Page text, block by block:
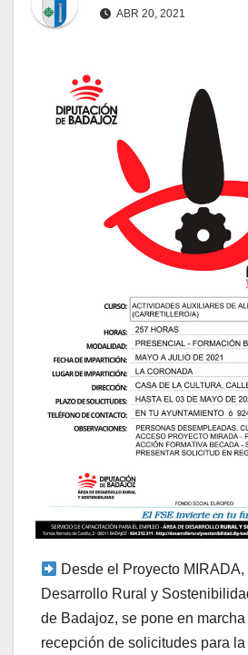
ABR 20, 2021
Desde el Proyecto
Desarrollo Rural y
de Badajoz, se pone en
recepción de solicitudes para